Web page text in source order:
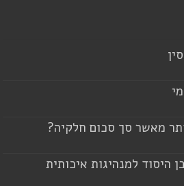
מאשר סך סכום חלקיה?
היסוד למנהיגות איכותית